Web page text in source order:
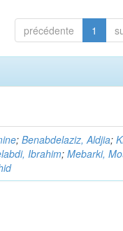
précédente 1
;Benabdelaziz, Aldjia;
Ibrahim;Mebarki,